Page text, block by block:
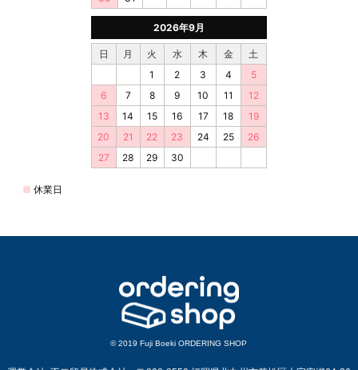
© 2019 Fuji Boeki ORDERING SHOP